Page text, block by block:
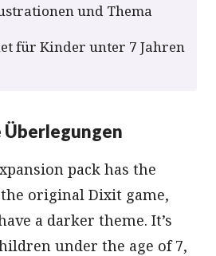
und Thema
für Kinder unter 7 Jahren
pack has the
original Dixit game,
a darker theme. It’s
under the age of 7,